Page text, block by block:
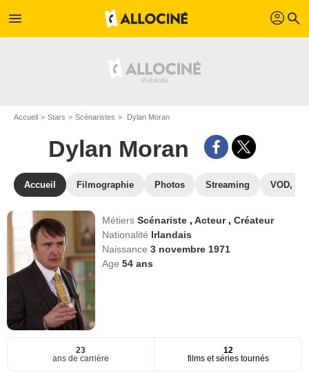
menu profil search
Accueil Stars Scénaristes Dylan Moran
Dylan Moran
Accueil Filmographie Photos Streaming VOD,
MétiersScénariste ,Acteur ,Créateur
Nationalité Irlandais
Naissance3 novembre 1971
Age54 ans
23
ans de carrière
12
films et séries tournés